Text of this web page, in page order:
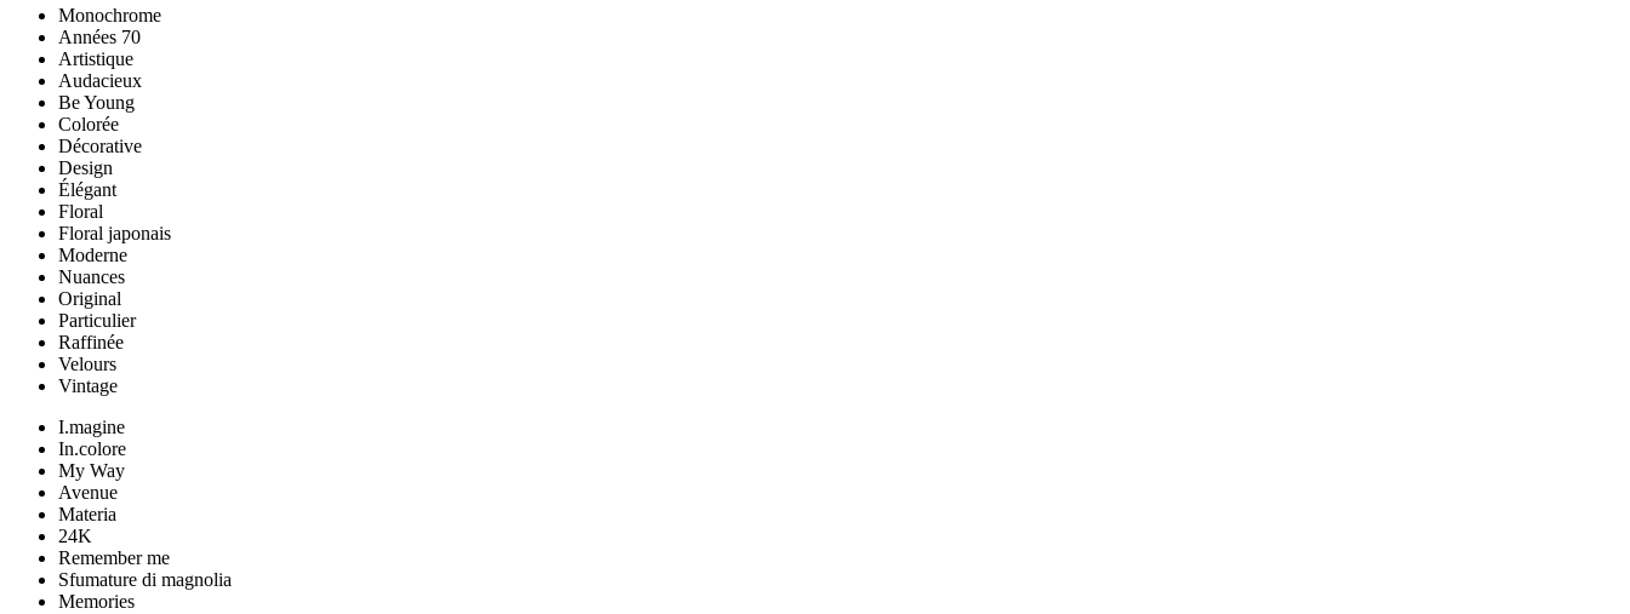
Monochrome
Années 70
Artistique
Audacieux
Be Young
Colorée
Décorative
Design
Élégant
Floral
Floral japonais
Moderne
Nuances
Original
Particulier
Raffinée
Velours
Vintage
I.magine
In.colore
My Way
Avenue
Materia
24K
Remember me
Sfumature di magnolia
Memories